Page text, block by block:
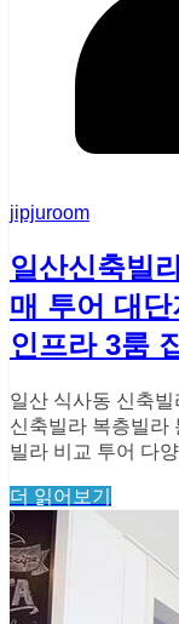
jipjuroom
일산신축빌
매 투어 대
인프라 3룸
일산 식사동 신축
신축빌라 복층빌라
빌라 비교 투어 다
더 읽어보기